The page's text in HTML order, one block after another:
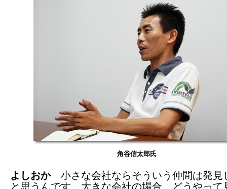
角谷信太郎氏
よしおか小さな会社ならそういう仲間は発見
と思うんです。大きな会社の場合、どうやって